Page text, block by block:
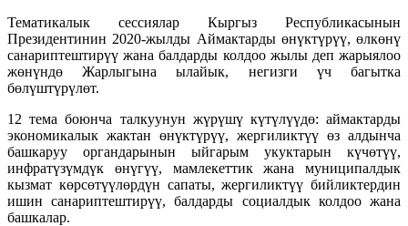
Тематикалык сессиялар Кыргыз Республикасынын
Президентинин 2020-жылды Аймактарды өнүктүрүү, өлкөнү
санариптештирүү жана балдарды колдоо жылы деп жарыялоо
жөнүндө Жарлыгына ылайык, негизги үч багытка
бөлүштүрүлөт.
12 тема боюнча талкуунун жүрүшү күтүлүүдө: аймактарды
экономикалык жактан өнүктүрүү, жергиликтүү өз алдынча
башкаруу органдарынын ыйгарым укуктарын күчөтүү,
инфратүзүмдүк өнүгүү, мамлекеттик жана муниципалдык
кызмат көрсөтүүлөрдүн сапаты, жергиликтүү бийликтердин
ишин санариптештирүү, балдарды социалдык колдоо жана
башкалар.